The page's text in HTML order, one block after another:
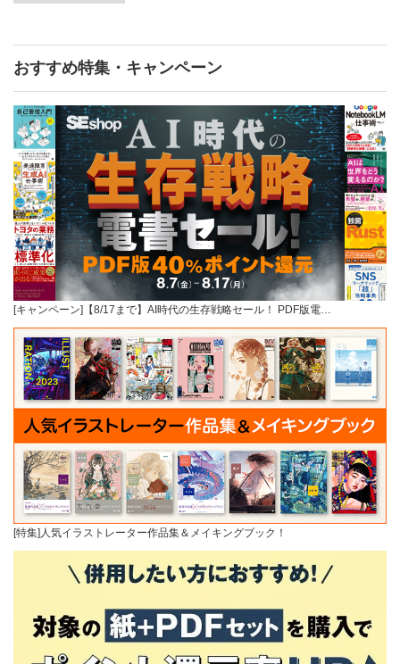
おすすめ特集・キャンペーン
[キャンペーン]【8/17まで】AI時代の生存戦略セール！ PDF版電…
[特集]人気イラストレーター作品集＆メイキングブック！